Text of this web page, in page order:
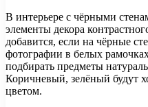
В интерьере с чёрными
элементы декора
добавится, если на чёрные
фотографии в белых
подбирать предметы
Коричневый, зелёный будут
цветом.